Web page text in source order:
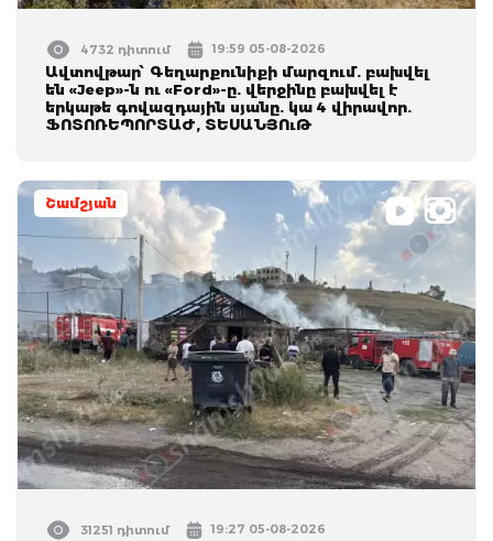
4732 դիտում 19:59 05-08-2026
Ավտովթար՝ Գեղարքունիքի մարզում. բախվել
են «Jeep»-ն ու «Ford»-ը. վերջինը բախվել է
երկաթե գովազդային սյանը. կա 4 վիրավոր.
ՖՈՏՈՌԵՊՈՐՏԱԺ, ՏԵՍԱՆՅՈւԹ
Շամշյան
31251 դիտում 19:27 05-08-2026